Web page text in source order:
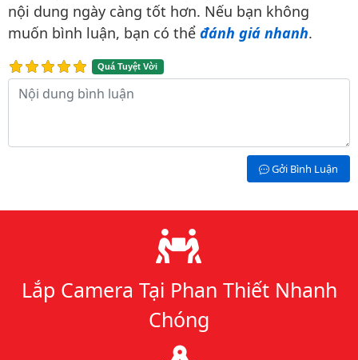
nội dung ngày càng tốt hơn. Nếu bạn không
muốn bình luận, bạn có thể đánh giá nhanh.
Quá Tuyệt Vời
Nội dung bình luận
Gởi Bình Luận
Lý do chọn chúng tôi
Lắp Camera Tại Phan Thiết Nhanh
Chóng